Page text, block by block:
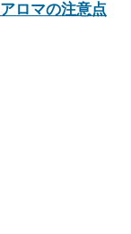
アロマの注意点